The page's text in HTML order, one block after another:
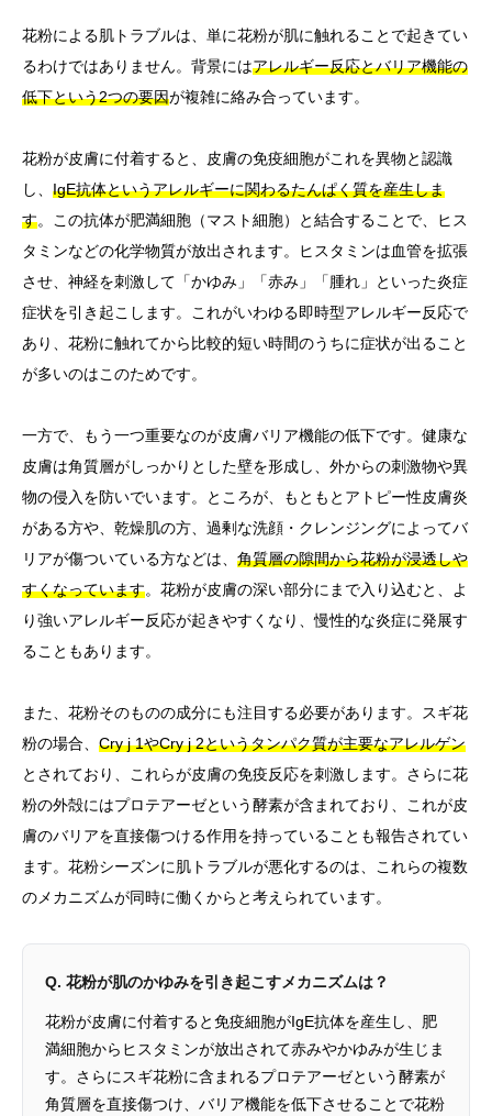
花粉による肌トラブルは、単に花粉が肌に触れることで起きてい
るわけではありません。背景にはアレルギー反応とバリア機能の
低下という2つの要因が複雑に絡み合っています。
花粉が皮膚に付着すると、皮膚の免疫細胞がこれを異物と認識
し、 IgE抗体というアレルギーに関わるたんぱく質を産生しま
す。この抗体が肥満細胞（マスト細胞）と結合することで、ヒス
タミンなどの化学物質が放出されます。ヒスタミンは血管を拡張
させ、神経を刺激して「かゆみ」「赤み」「腫れ」といった炎症
症状を引き起こします。これがいわゆる即時型アレルギー反応で
あり、花粉に触れてから比較的短い時間のうちに症状が出ること
が多いのはこのためです。
一方で、もう一つ重要なのが皮膚バリア機能の低下です。健康な
皮膚は角質層がしっかりとした壁を形成し、外からの刺激物や異
物の侵入を防いでいます。ところが、もともとアトピー性皮膚炎
がある方や、乾燥肌の方、過剰な洗顔・クレンジングによってバ
リアが傷ついている方などは、 角質層の隙間から花粉が浸透しや
すくなっています。花粉が皮膚の深い部分にまで入り込むと、よ
り強いアレルギー反応が起きやすくなり、慢性的な炎症に発展す
ることもあります。
また、花粉そのものの成分にも注目する必要があります。スギ花
粉の場合、 Cry j 1やCry j 2というタンパク質が主要なアレルゲン
とされており、これらが皮膚の免疫反応を刺激します。さらに花
粉の外殻にはプロテアーゼという酵素が含まれており、これが皮
膚のバリアを直接傷つける作用を持っていることも報告されてい
ます。花粉シーズンに肌トラブルが悪化するのは、これらの複数
のメカニズムが同時に働くからと考えられています。
Q. 花粉が肌のかゆみを引き起こすメカニズムは？
花粉が皮膚に付着すると免疫細胞がIgE抗体を産生し、肥
満細胞からヒスタミンが放出されて赤みやかゆみが生じま
す。さらにスギ花粉に含まれるプロテアーゼという酵素が
角質層を直接傷つけ、バリア機能を低下させることで花粉